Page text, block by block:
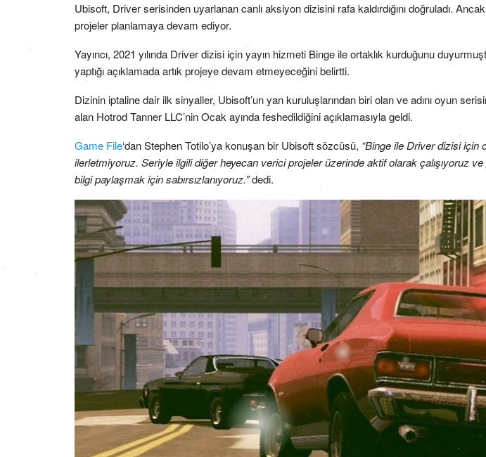
Ubisoft, Driver serisinden uyarlanan canlı aksiyon dizisini rafa kaldırdığını doğruladı.
projeler planlamaya devam ediyor.
Yayıncı, 2021 yılında Driver dizisi için yayın hizmeti Binge ile ortaklık kurduğunu
yaptığı açıklamada artık projeye devam etmeyeceğini belirtti.
Dizinin iptaline dair ilk sinyaller, Ubisoft’un yan kuruluşlarından biri olan ve adını oyun
alan Hotrod Tanner LLC’nin Ocak ayında feshedildiğini açıklamasıyla geldi.
Game File‘dan Stephen Totilo’ya konuşan bir Ubisoft sözcüsü, “Binge ile Driver dizisi için
ilerletmiyoruz. Seriyle ilgili diğer heyecan verici projeler üzerinde aktif olarak çalışıyoruz
bilgi paylaşmak için sabırsızlanıyoruz.”dedi.